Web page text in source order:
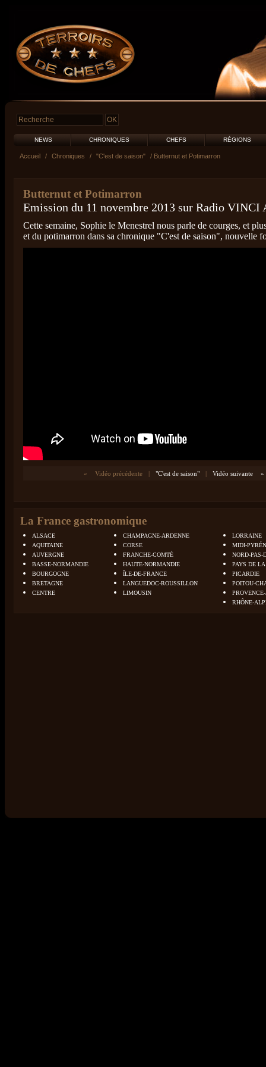
NEWS CHRONIQUES CHEFS RÉGIONS
Accueil / Chroniques / "C'est de saison" / Butternut et Potimarron
Butternut et Potimarron
Emission du 11 novembre 2013 sur Radio VINCI
Cette semaine, Sophie le Menestrel nous parle de courges, et
et du potimarron dans sa chronique "C'est de saison", nouvelle
« Vidéo précédente | "C'est de saison" | Vidéo suivante »
La France gastronomique
ALSACE
AQUITAINE
AUVERGNE
BASSE-NORMANDIE
BOURGOGNE
BRETAGNE
CENTRE
CHAMPAGNE-ARDENNE
CORSE
FRANCHE-COMTÉ
HAUTE-NORMANDIE
ÎLE-DE-FRANCE
LANGUEDOC-ROUSSILLON
LIMOUSIN
LORRAINE
MIDI-
NORD-PAS-
PAYS DE
PICARDIE
POITOU-
RHÔNE-